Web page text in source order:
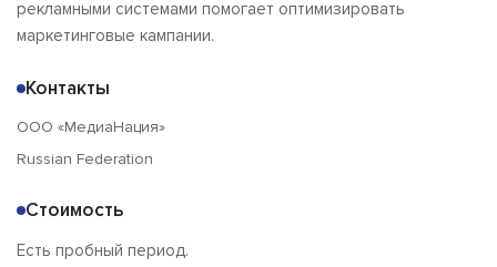
рекламными системами помогает оптимизировать
маркетинговые кампании.
Контакты
ООО «МедиаНация»
Russian Federation
Стоимость
Есть пробный период.